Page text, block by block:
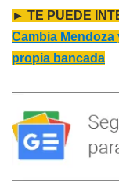
► TE PUEDE
Cambia
propia bancada